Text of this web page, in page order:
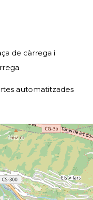
de càrrega i
automatitzades